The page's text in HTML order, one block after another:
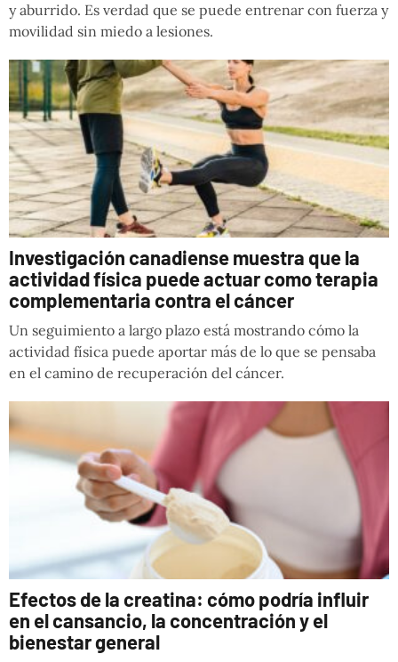
y aburrido. Es verdad que se puede entrenar con fuerza y
movilidad sin miedo a lesiones.
Investigación canadiense muestra que la
actividad física puede actuar como terapia
complementaria contra el cáncer
Un seguimiento a largo plazo está mostrando cómo la
actividad física puede aportar más de lo que se pensaba
en el camino de recuperación del cáncer.
Efectos de la creatina: cómo podría influir
en el cansancio, la concentración y el
bienestar general